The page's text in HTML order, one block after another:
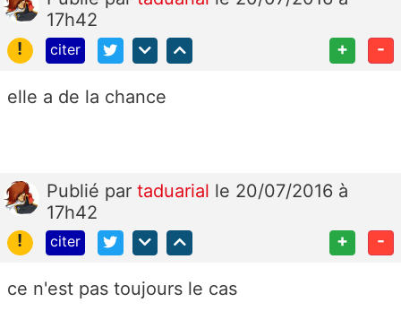
17h42
!
citer + -
elle a de la chance
Publié par taduarial le 20/07/2016 à
17h42
!
citer + -
ce n'est pas toujours le cas